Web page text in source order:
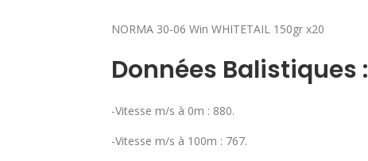
NORMA 30-06 Win WHITETAIL 150gr x20
Données Balistiques :
-Vitesse m/s à 0m : 880.
-Vitesse m/s à 100m : 767.